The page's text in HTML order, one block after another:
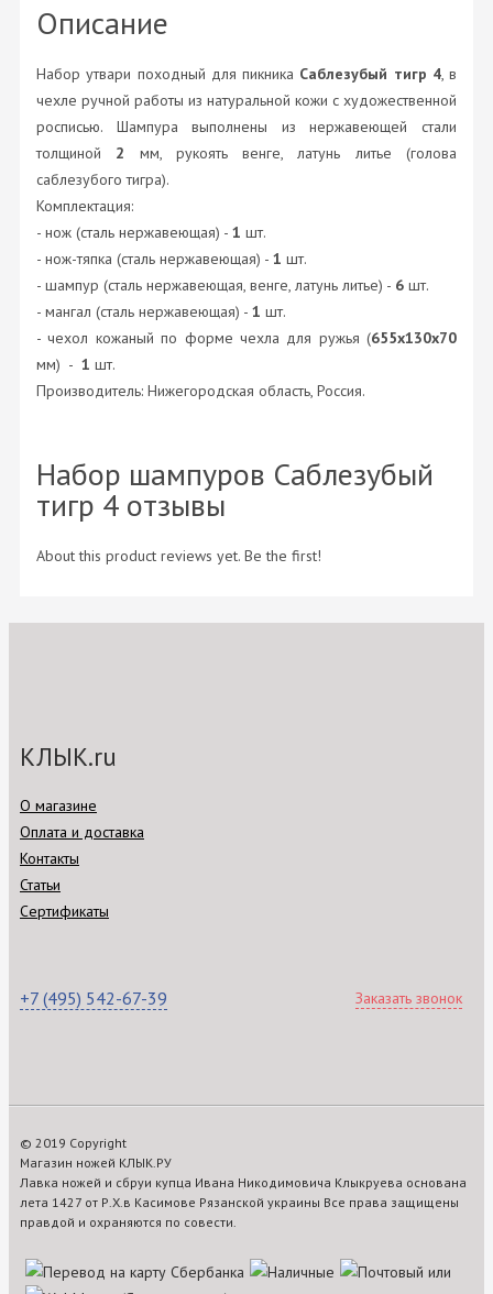
Описание
Набор утвари походный для пикника Саблезубый тигр 4, в
чехле ручной работы из натуральной кожи с художественной
росписью. Шампура выполнены из нержавеющей стали
толщиной 2 мм, рукоять венге, латунь литье (голова
саблезубого тигра).
Комплектация:
- нож (сталь нержавеющая) - 1 шт.
- нож-тяпка (сталь нержавеющая) - 1 шт.
- шампур (сталь нержавеющая, венге, латунь литье) - 6 шт.
- мангал (сталь нержавеющая) - 1 шт.
- чехол кожаный по форме чехла для ружья (655х130х70
мм) - 1 шт.
Производитель: Нижегородская область, Россия.
Набор шампуров Саблезубый
тигр 4 отзывы
About this product reviews yet. Be the first!
КЛЫК.ru
О магазине
Оплата и доставка
Контакты
Статьи
Сертификаты
+7 (495) 542-67-39 Заказать звонок
© 2019 Copyright
Магазин ножей КЛЫК.РУ
Лавка ножей и сбруи купца Ивана Никодимовича Клыкруева основана
лета 1427 от Р.Х.в Касимове Рязанской украины Все права защищены
правдой и охраняются по совести.